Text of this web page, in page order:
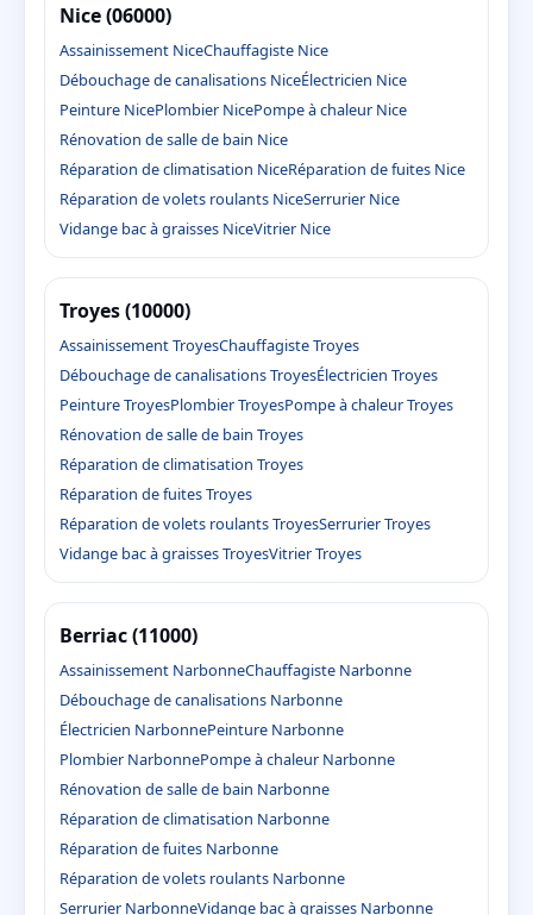
Nice (06000)
Assainissement NiceChauffagiste Nice
Débouchage de canalisations NiceÉlectricien Nice
Peinture NicePlombier NicePompe à chaleur Nice
Rénovation de salle de bain Nice
Réparation de climatisation NiceRéparation de fuites Nice
Réparation de volets roulants NiceSerrurier Nice
Vidange bac à graisses NiceVitrier Nice
Troyes (10000)
Assainissement TroyesChauffagiste Troyes
Débouchage de canalisations TroyesÉlectricien Troyes
Peinture TroyesPlombier TroyesPompe à chaleur Troyes
Rénovation de salle de bain Troyes
Réparation de climatisation Troyes
Réparation de fuites Troyes
Réparation de volets roulants TroyesSerrurier Troyes
Vidange bac à graisses TroyesVitrier Troyes
Berriac (11000)
Assainissement NarbonneChauffagiste Narbonne
Débouchage de canalisations Narbonne
Électricien NarbonnePeinture Narbonne
Plombier NarbonnePompe à chaleur Narbonne
Rénovation de salle de bain Narbonne
Réparation de climatisation Narbonne
Réparation de fuites Narbonne
Réparation de volets roulants Narbonne
Serrurier NarbonneVidange bac à graisses Narbonne